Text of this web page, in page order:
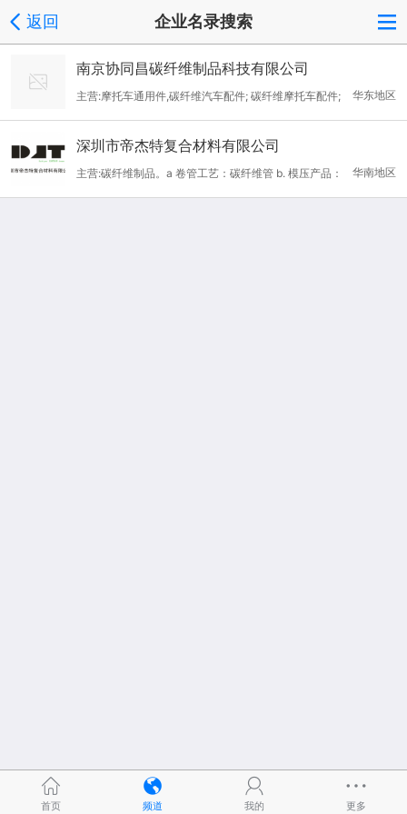
返回 企业名录搜索
南京协同昌碳纤维制品科技有限公司
华东地区
主营:摩托车通用件,碳纤维汽车配件; 碳纤维摩托车配件;
碳纤维挡泥板; 碳纤维汽车引擎盖; 碳纤维汽车内饰件
深圳市帝杰特复合材料有限公司
华南地区
主营:碳纤维制品。a 卷管工艺：碳纤维管 b. 模压产品：
碳纤维板、异形件 c.热压罐产品：碳纤维摩托车汽车配件
首页 频道 我的 更多